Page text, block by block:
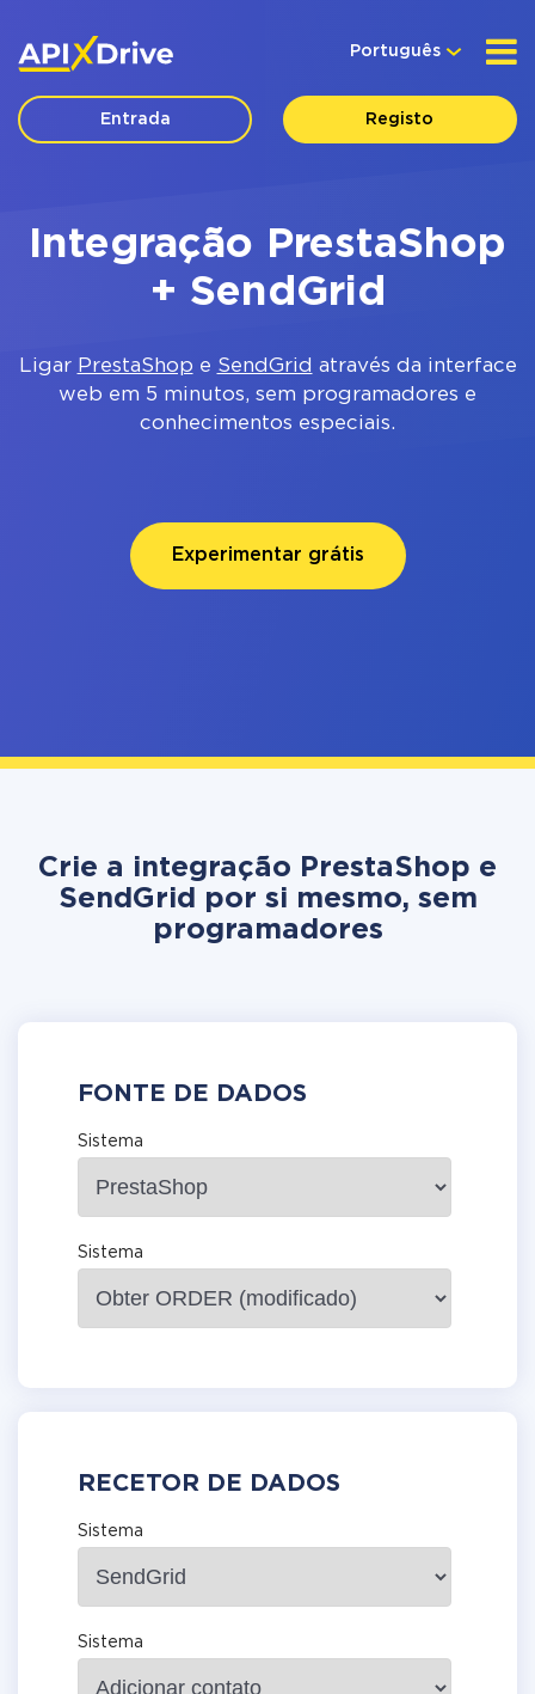
Português
Entrada Registo
Integração PrestaShop
+ SendGrid
Ligar PrestaShop e SendGrid através da interface
web em 5 minutos, sem programadores e
conhecimentos especiais.
Experimentar grátis
Crie a integração PrestaShop e
SendGrid por si mesmo, sem
programadores
FONTE DE DADOS
Sistema
Sistema
RECETOR DE DADOS
Sistema
Sistema